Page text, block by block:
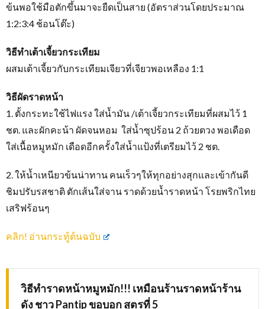
ข้นพอใช้มือตักขึ้นมาจะยืดเป็นสาย (อัตราส่วนโดยประมาณ
1:2:3:4 ช้อนโต๊ะ)
วิธีทำเต้าเจี้ยวกระเทียม
ผสมเต้าเจี้ยวกับกระเทียมเจียวที่เจียวพอเหลือง 1:1
วิธีผัดราดหน้า
1. ตั้งกระทะใช้ไฟแรง ใส่น้ำมัน /เต้าเจี้ยวกระเทียมที่ผสมไว้ 1
ชต. และผักคะน้า ผัดจนหอม ใส่น้ำซุปร้อน 2 ถ้วยตวง พอเดือด
ใส่เนื้อหมูหมัก เดือดอีกครั้งใส่น้ำแป้งที่เตรียมไว้ 2 ชต.
2. ให้น้ำเหนียวข้นน่าทาน คนเร็วๆให้ทุกอย่างสุกและเข้ากันดี
ชิมปรับรสชาติ ตักเส้นใส่จาน ราดด้วยน้ำราดหน้า โรยพริกไทย
เสริฟร้อนๆ
คลิก! อ่านกระทู้ต้นฉบับ
วิธีทำราดหน้าหมูหมัก!!! เหมือนร้านราดหน้าร้าน
ดัง ชาว Pantip ขอบอก สูตรที่ 5